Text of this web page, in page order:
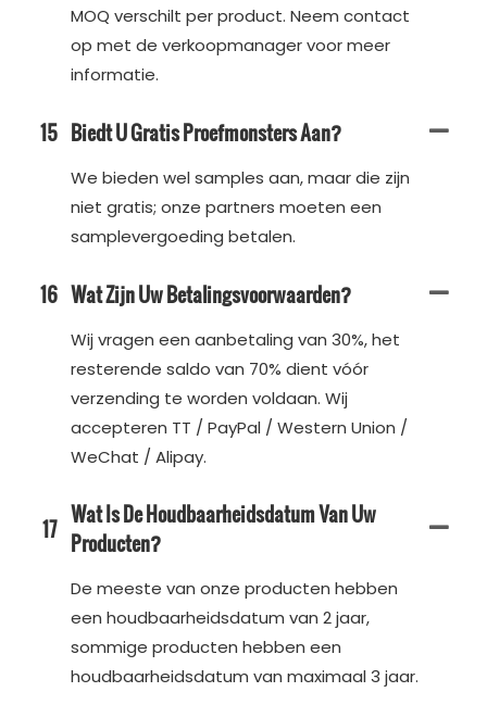
MOQ verschilt per product. Neem contact
op met de verkoopmanager voor meer
informatie.
15 Biedt U Gratis Proefmonsters Aan?
We bieden wel samples aan, maar die zijn
niet gratis; onze partners moeten een
samplevergoeding betalen.
16 Wat Zijn Uw Betalingsvoorwaarden?
Wij vragen een aanbetaling van 30%, het
resterende saldo van 70% dient vóór
verzending te worden voldaan. Wij
accepteren TT / PayPal / Western Union /
WeChat / Alipay.
17 Wat Is De Houdbaarheidsdatum Van Uw
Producten?
De meeste van onze producten hebben
een houdbaarheidsdatum van 2 jaar,
sommige producten hebben een
houdbaarheidsdatum van maximaal 3 jaar.